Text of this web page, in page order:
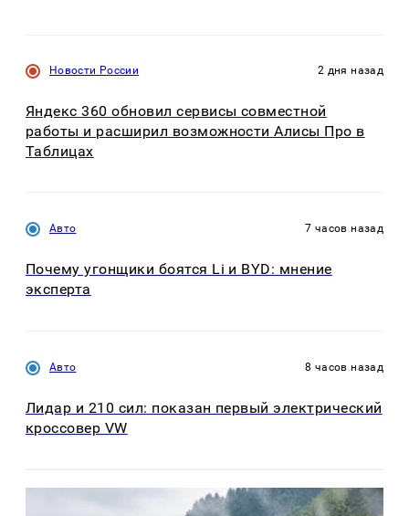
Новости России 2 дня назад
Яндекс 360 обновил сервисы совместной
работы и расширил возможности Алисы Про в
Таблицах
Авто 7 часов назад
Почему угонщики боятся Li и BYD: мнение
эксперта
Авто 8 часов назад
Лидар и 210 сил: показан первый электрический
кроссовер VW